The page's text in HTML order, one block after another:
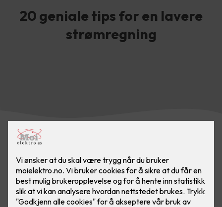
20 geniale tips for en lavere
strømregning